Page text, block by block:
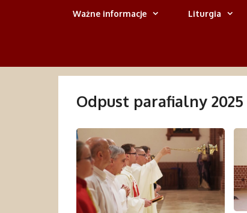
Ważne informacje Liturgia
Odpust parafialny 2025